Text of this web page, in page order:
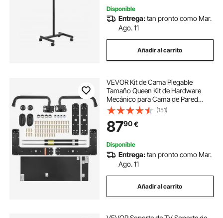
Disponible
Entrega:tan pronto como Mar.
Ago. 11
Añadir al carrito
VEVOR Kit de Cama Plegable
Tamaño Queen Kit de Hardware
Mecánico para Cama de Pared
Vertical Soporte de Marco de Cama
Resistente con Palanca Neumática
Ahorro de Espacio con Gabinete
Plegable
(151)
8790€
Disponible
Entrega:tan pronto como Mar.
Ago. 11
Añadir al carrito